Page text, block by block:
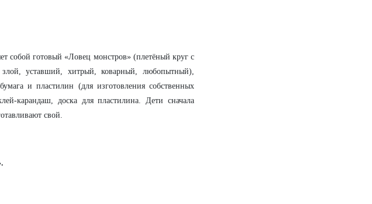
собой готовый «Ловец монстров» (плетёный круг с
уставший, хитрый, коварный, любопытный),
и пластилин (для изготовления собственных
карандаш, доска для пластилина. Дети сначала
свой.